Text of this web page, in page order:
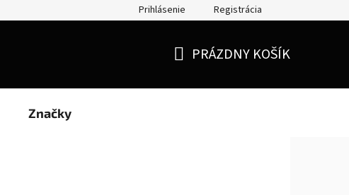
Moja objednávka
Prihlásenie Registrácia
PRÁZDNY KOŠÍK
Značky